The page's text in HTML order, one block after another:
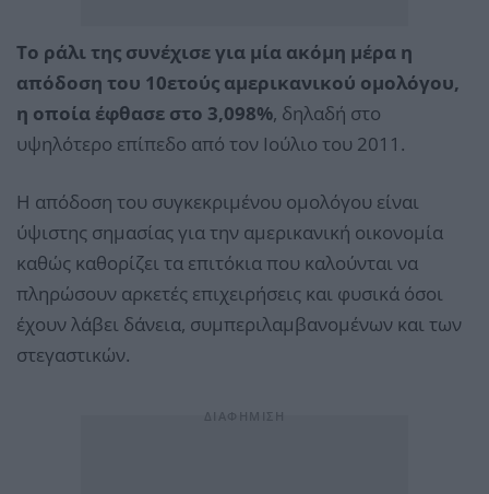
Το ράλι της συνέχισε για μία ακόμη μέρα η
απόδοση του 10ετούς αμερικανικού ομολόγου,
η οποία έφθασε στο 3,098%, δηλαδή στο
υψηλότερο επίπεδο από τον Ιούλιο του 2011.
Η απόδοση του συγκεκριμένου ομολόγου είναι
ύψιστης σημασίας για την αμερικανική οικονομία
καθώς καθορίζει τα επιτόκια που καλούνται να
πληρώσουν αρκετές επιχειρήσεις και φυσικά όσοι
έχουν λάβει δάνεια, συμπεριλαμβανομένων και των
στεγαστικών.